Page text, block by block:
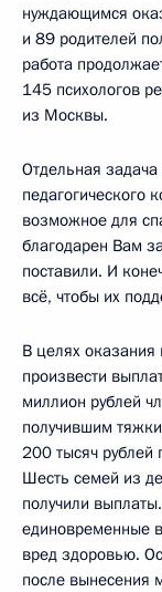
нуждающимся
и 89 родителей
работа
145 психологов
из Москвы.
Отдельная
педагогического
возможное для
благодарен Вам
поставили. И
всё, чтобы их
В целях
произвести
миллион рублей
получившим
200 тысяч рублей
Шесть семей из
получили
единовременные
вред здоровью.
после вынесения